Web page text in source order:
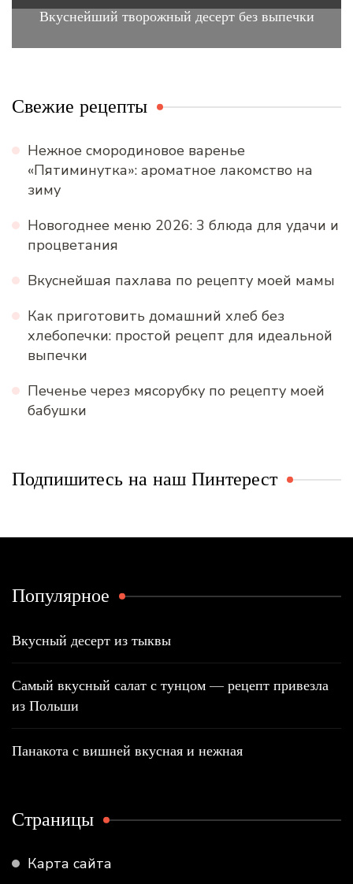
Вкуснейший творожный десерт без выпечки
Свежие рецепты
Нежное смородиновое варенье
«Пятиминутка»: ароматное лакомство на
зиму
Новогоднее меню 2026: 3 блюда для удачи и
процветания
Вкуснейшая пахлава по рецепту моей мамы
Как приготовить домашний хлеб без
хлебопечки: простой рецепт для идеальной
выпечки
Печенье через мясорубку по рецепту моей
бабушки
Подпишитесь на наш Пинтерест
Популярное
Вкусный десерт из тыквы
Самый вкусный салат с тунцом — рецепт привезла
из Польши
Панакота с вишней вкусная и нежная
Страницы
Карта сайта